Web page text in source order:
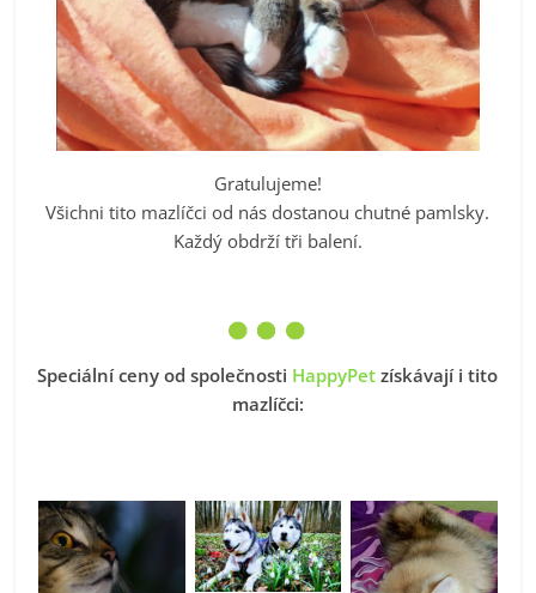
Gratulujeme!
Všichni tito mazlíčci od nás dostanou chutné pamlsky.
Každý obdrží tři balení.
Speciální ceny od společnosti HappyPet získávají i tito
mazlíčci: